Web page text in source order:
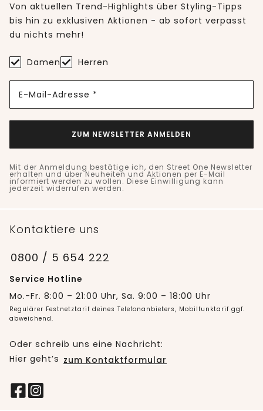
Von aktuellen Trend-Highlights über Styling-Tipps
bis hin zu exklusiven Aktionen - ab sofort verpasst
du nichts mehr!
Damen Herren
E-Mail-Adresse *
ZUM NEWSLETTER ANMELDEN
Mit der Anmeldung bestätige ich, den Street One Newsletter
erhalten und über Neuheiten und Aktionen per E-Mail
informiert werden zu wollen. Diese Einwilligung kann
jederzeit widerrufen werden.
Kontaktiere uns
0800 / 5 654 222
Service Hotline
Mo.-Fr. 8:00 – 21:00 Uhr, Sa. 9:00 – 18:00 Uhr
Regulärer Festnetztarif deines Telefonanbieters, Mobilfunktarif ggf.
abweichend.
Oder schreib uns eine Nachricht:
Hier geht’s zum Kontaktformular